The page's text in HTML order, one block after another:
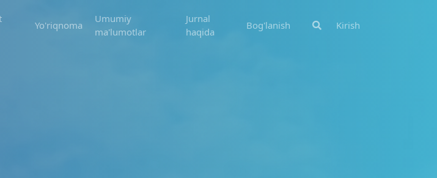
Yo'riqnoma
Umumiy
ma'lumotlar
Jurnal
haqida
Bog'lanish Kirish